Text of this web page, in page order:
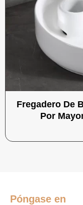
Fregadero De
Por
Póngase en